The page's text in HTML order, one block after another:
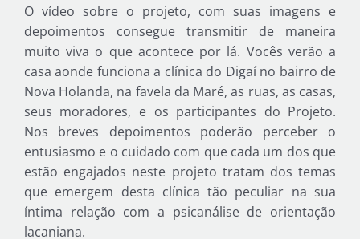
O vídeo sobre o projeto, com suas imagens e
depoimentos consegue transmitir de maneira
muito viva o que acontece por lá. Vocês verão a
casa aonde funciona a clínica do Digaí no bairro de
Nova Holanda, na favela da Maré, as ruas, as casas,
seus moradores, e os participantes do Projeto.
Nos breves depoimentos poderão perceber o
entusiasmo e o cuidado com que cada um dos que
estão engajados neste projeto tratam dos temas
que emergem desta clínica tão peculiar na sua
íntima relação com a psicanálise de orientação
lacaniana.